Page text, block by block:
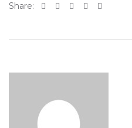
Share: